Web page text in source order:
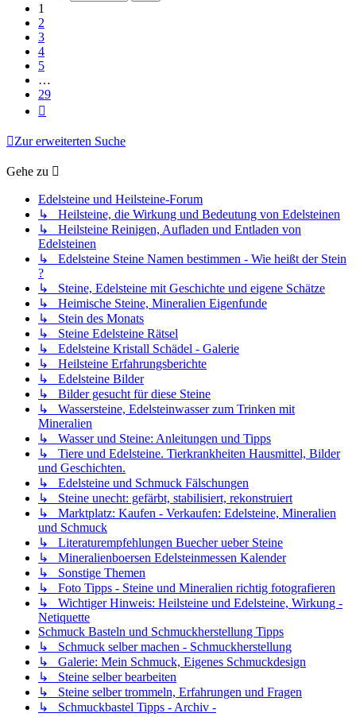
1
2
3
4
5
…
29
Zur erweiterten Suche
Gehe zu
Edelsteine und Heilsteine-Forum
↳ Heilsteine, die Wirkung und Bedeutung von Edelsteinen
↳ Heilsteine Reinigen, Aufladen und Entladen von
Edelsteinen
↳ Edelsteine Steine Namen bestimmen - Wie heißt der Stein
?
↳ Steine, Edelsteine mit Geschichte und eigene Schätze
↳ Heimische Steine, Mineralien Eigenfunde
↳ Stein des Monats
↳ Steine Edelsteine Rätsel
↳ Edelsteine Kristall Schädel - Galerie
↳ Heilsteine Erfahrungsberichte
↳ Edelsteine Bilder
↳ Bilder gesucht für diese Steine
↳ Wassersteine, Edelsteinwasser zum Trinken mit
Mineralien
↳ Wasser und Steine: Anleitungen und Tipps
↳ Tiere und Edelsteine. Tierkrankheiten Hausmittel, Bilder
und Geschichten.
↳ Edelsteine und Schmuck Fälschungen
↳ Steine unecht: gefärbt, stabilisiert, rekonstruiert
↳ Marktplatz: Kaufen - Verkaufen: Edelsteine, Mineralien
und Schmuck
↳ Literaturempfehlungen Buecher ueber Steine
↳ Mineralienboersen Edelsteinmessen Kalender
↳ Sonstige Themen
↳ Foto Tipps - Steine und Mineralien richtig fotografieren
↳ Wichtiger Hinweis: Heilsteine und Edelsteine, Wirkung -
Netiquette
Schmuck Basteln und Schmuckherstellung Tipps
↳ Schmuck selber machen - Schmuckherstellung
↳ Galerie: Mein Schmuck, Eigenes Schmuckdesign
↳ Steine selber bearbeiten
↳ Steine selber trommeln, Erfahrungen und Fragen
↳ Schmuckbastel Tipps - Archiv -